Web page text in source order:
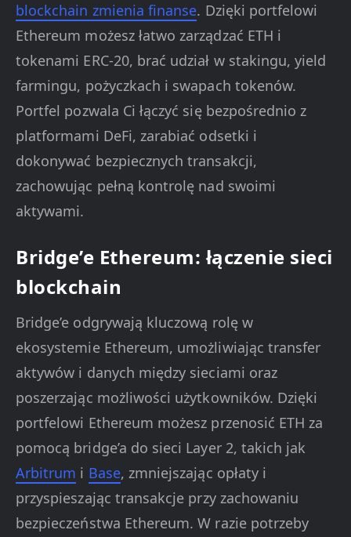
blockchain zmienia finanse. Dzięki portfelowi
Ethereum możesz łatwo zarządzać ETH i
tokenami ERC-20, brać udział w stakingu, yield
farmingu, pożyczkach i swapach tokenów.
Portfel pozwala Ci łączyć się bezpośrednio z
platformami DeFi, zarabiać odsetki i
dokonywać bezpiecznych transakcji,
zachowując pełną kontrolę nad swoimi
aktywami.
Bridge’e Ethereum: łączenie sieci
blockchain
Bridge’e odgrywają kluczową rolę w
ekosystemie Ethereum, umożliwiając transfer
aktywów i danych między sieciami oraz
poszerzając możliwości użytkowników. Dzięki
portfelowi Ethereum możesz przenosić ETH za
pomocą bridge’a do sieci Layer 2, takich jak
Arbitrum i Base, zmniejszając opłaty i
przyspieszając transakcje przy zachowaniu
bezpieczeństwa Ethereum. W razie potrzeby